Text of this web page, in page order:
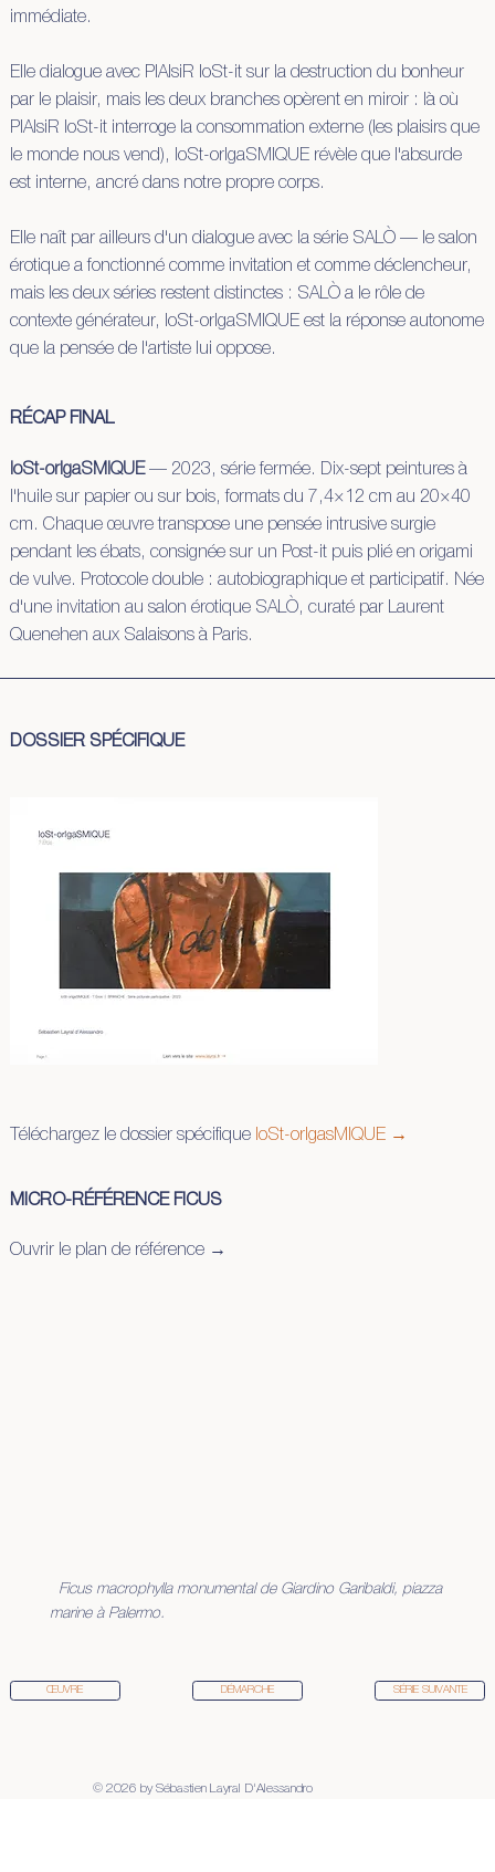
immédiate.
Elle dialogue avec PlAIsiR loSt-it sur la destruction du bonheur
par le plaisir, mais les deux branches opèrent en miroir : là où
PlAIsiR loSt-it interroge la consommation externe (les plaisirs que
le monde nous vend), loSt-orIgaSMIQUE révèle que l'absurde
est interne, ancré dans notre propre corps.
Elle naît par ailleurs d'un dialogue avec la série SALÒ — le salon
érotique a fonctionné comme invitation et comme déclencheur,
mais les deux séries restent distinctes : SALÒ a le rôle de
contexte générateur, loSt-orIgaSMIQUE est la réponse autonome
que la pensée de l'artiste lui oppose.
RÉCAP FINAL
loSt-orIgaSMIQUE— 2023, série fermée. Dix-sept peintures à
l'huile sur papier ou sur bois, formats du 7,4×12 cm au 20×40
cm. Chaque œuvre transpose une pensée intrusive surgie
pendant les ébats, consignée sur un Post-it puis plié en origami
de vulve. Protocole double : autobiographique et participatif. Née
d'une invitation au salon érotique SALÒ, curaté par Laurent
Quenehen aux Salaisons à Paris.
DOSSIER SPÉCIFIQUE
Téléchargez le dossier spécifiqueloSt-orIgasMIQUE →
MICRO-RÉFÉRENCE FICUS
Ouvrir le plan de référence →
Ficus macrophylla monumental de Giardino Garibaldi, piazza
marine à Palermo.
SÉRIE SUIVANTE
ŒUVRE DÉMARCHE
© 2026 by Sébastien Layral D'Alessandro